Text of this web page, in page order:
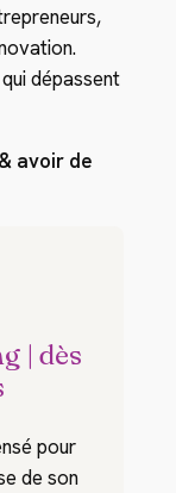
dépassent
avoir de
| dès
pour
de son